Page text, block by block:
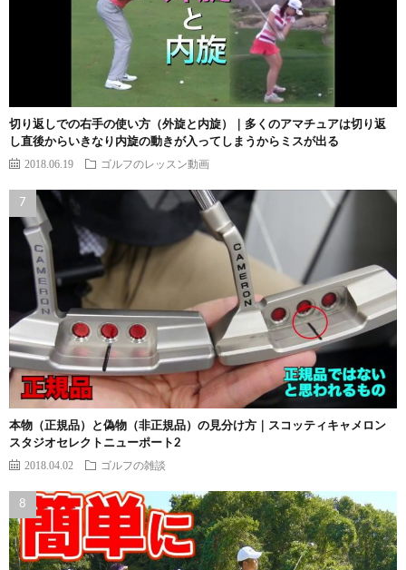
切り返しでの右手の使い方（外旋と内旋）｜多くのアマチュアは切り返
し直後からいきなり内旋の動きが入ってしまうからミスが出る
2018.06.19 ゴルフのレッスン動画
本物（正規品）と偽物（非正規品）の見分け方｜スコッティキャメロン
スタジオセレクトニューポート2
2018.04.02 ゴルフの雑談